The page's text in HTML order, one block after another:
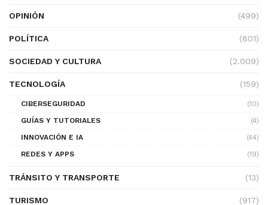
OPINIÓN (499)
POLÍTICA (801)
SOCIEDAD Y CULTURA (2.009)
TECNOLOGÍA (159)
CIBERSEGURIDAD
(10)
GUÍAS Y TUTORIALES
(4)
INNOVACIÓN E IA
(44)
REDES Y APPS
(19)
TRÁNSITO Y TRANSPORTE (13)
TURISMO (917)